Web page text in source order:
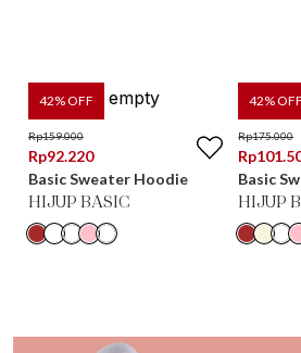
42% OFF
Rp159.000
Rp92.220
Basic Sweater Hoodie
HIJUP BASIC
42% OFF
Rp175.000
Rp
Basic
HIJUP